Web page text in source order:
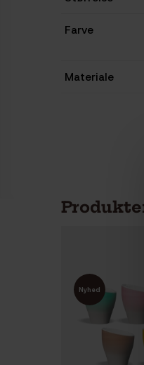
Farve
Materiale
Nyhed